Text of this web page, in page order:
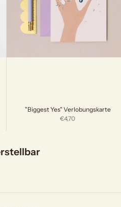
"Biggest Yes" Verlobungskarte
Angebot
€4,70